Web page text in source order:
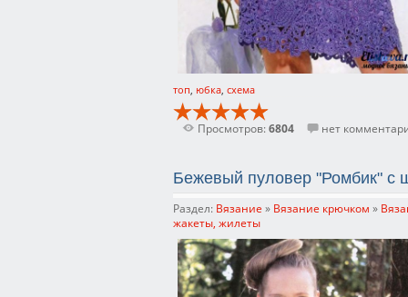
топ юбка схема
Просмотров:6804 нет
Бежевый пуловер "Ромбик" с
Раздел: Вязание » Вязание крючком »
жакеты, жилеты